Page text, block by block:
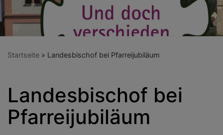
Startseite Landesbischof bei Pfarreijubiläum
Landesbischof bei
Pfarreijubiläum